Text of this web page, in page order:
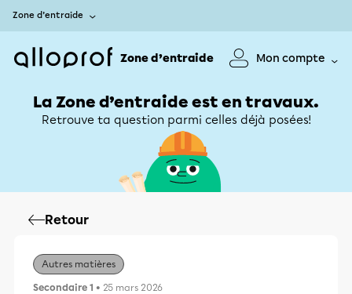
Zone d’entraide
Zone d’entraide Mon compte
La Zone d’entraide est en travaux.
Retrouve ta question parmi celles déjà posées!
Retour
Autres matières
Secondaire 1 • 25 mars 2026